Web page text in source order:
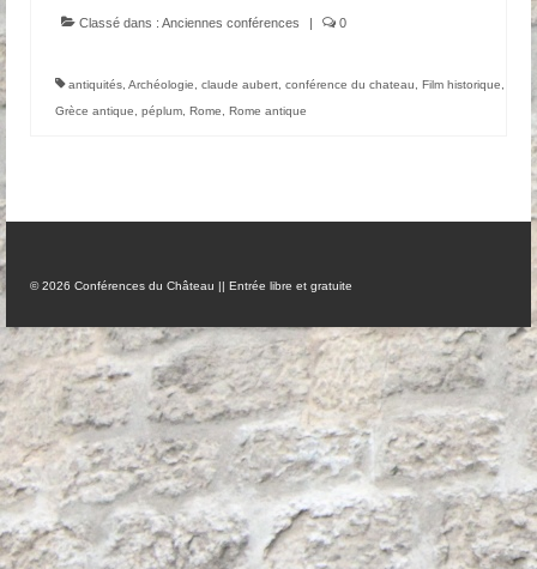
Prochaines conférences
Anciennes conférences
Partenaires, Sponsors & Amis
Sponsors
Contact
Informations pratiques
Nous contacter
Classé dans : Anciennes conférences 0
antiquités, Archéologie, claude aubert, conférence du chateau, Film historique,
Grèce antique, péplum, Rome, Rome antique
© 2026 Conférences du Château || Entrée libre et gratuite